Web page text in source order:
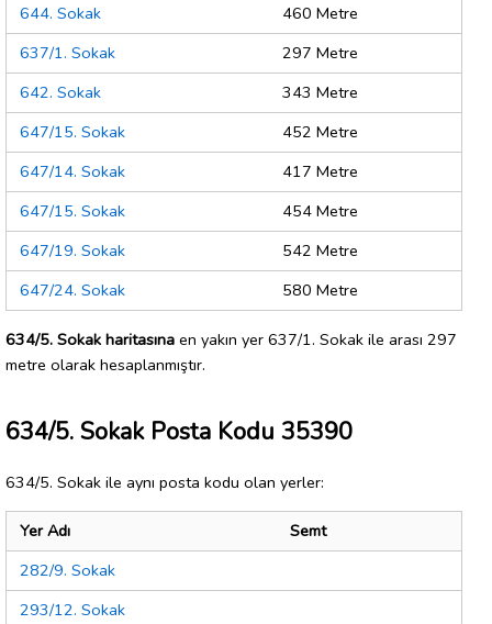
644. Sokak
460 Metre
637/1. Sokak
297 Metre
642. Sokak
343 Metre
647/15. Sokak
452 Metre
647/14. Sokak
417 Metre
647/15. Sokak
454 Metre
647/19. Sokak
542 Metre
647/24. Sokak
580 Metre
634/5. Sokak haritasına en yakın yer 637/1. Sokak ile arası 297
metre olarak hesaplanmıştır.
634/5. Sokak Posta Kodu 35390
634/5. Sokak ile aynı posta kodu olan yerler:
Yer Adı
Semt
282/9. Sokak
293/12. Sokak